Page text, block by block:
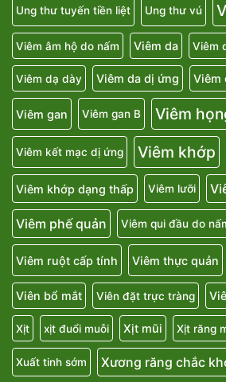
Ung thư tuyến tiền liệt Ung thư vú
Viêm âm hộ do nấm Viêm da Viêm
Viêm dạ dày Viêm da dị ứng Viêm
Viêm gan Viêm gan B Viêm
Viêm kết mạc dị ứng Viêm khớp
Viêm khớp dạng thấp Viêm lưỡi
Viêm phế quản Viêm qui đầu do
Viêm ruột cấp tính Viêm thực quản
Viên bổ mắt Viên đặt trực tràng
Xịt xịt đuổi muỗi Xịt mũi Xịt răng
Xuất tinh sớm Xương răng chắc